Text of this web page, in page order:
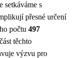
setkáváme s
přesné určení
počtu 497
těchto
výzvu pro